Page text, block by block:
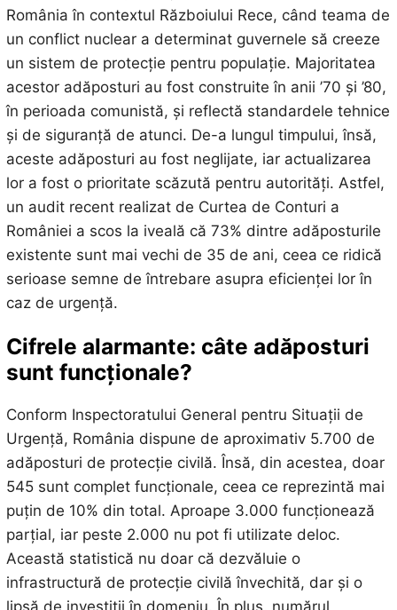
România în contextul Războiului Rece, când teama de
un conflict nuclear a determinat guvernele să creeze
un sistem de protecție pentru populație. Majoritatea
acestor adăposturi au fost construite în anii ’70 și ’80,
în perioada comunistă, și reflectă standardele tehnice
și de siguranță de atunci. De-a lungul timpului, însă,
aceste adăposturi au fost neglijate, iar actualizarea
lor a fost o prioritate scăzută pentru autorități. Astfel,
un audit recent realizat de Curtea de Conturi a
României a scos la iveală că 73% dintre adăposturile
existente sunt mai vechi de 35 de ani, ceea ce ridică
serioase semne de întrebare asupra eficienței lor în
caz de urgență.
Cifrele alarmante: câte adăposturi
sunt funcționale?
Conform Inspectoratului General pentru Situații de
Urgență, România dispune de aproximativ 5.700 de
adăposturi de protecție civilă. Însă, din acestea, doar
545 sunt complet funcționale, ceea ce reprezintă mai
puțin de 10% din total. Aproape 3.000 funcționează
parțial, iar peste 2.000 nu pot fi utilizate deloc.
Această statistică nu doar că dezvăluie o
infrastructură de protecție civilă învechită, dar și o
lipsă de investiții în domeniu. În plus, numărul